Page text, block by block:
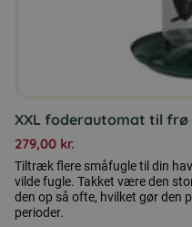
XXL foderautomat til frø
279,00 kr.
Tiltræk flere småfugle til din
vilde fugle. Takket være den
den op så ofte, hvilket gør den
perioder.